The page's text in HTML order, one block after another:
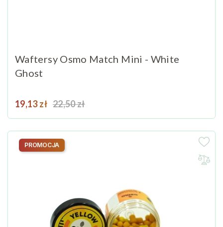
Waftersy Osmo Match Mini - White
Ghost
Cena
19,13 zł Cena podstawowa
22,50 zł
PROMOCJA